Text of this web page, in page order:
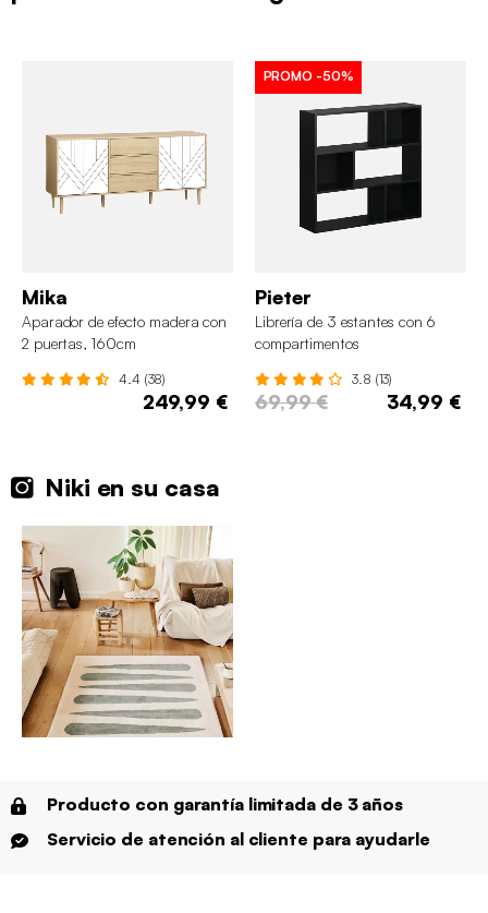
Mika
Aparador de efecto madera con
2 puertas, 160cm
4.4 (38)
249,99 €
PROMO -50%
Pieter
Librería de 3 estantes con 6
compartimentos
3.8 (13)
69,99 € 34,99 €
Niki en su casa
Producto con garantía limitada de 3 años
Servicio de atención al cliente para ayudarle